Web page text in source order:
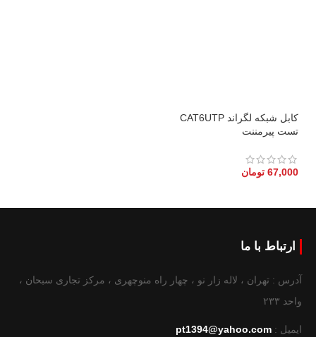
کابل شبکه لگراند CAT6UTP
تست پیرمننت
67,000 تومان
ارتباط با ما
آدرس : تهران ، لاله زار نو ، چهار راه منوچهری ، مرکز تجاری سبحان ،
واحد ۲۳۳
ایمیل : pt1394@yahoo.com